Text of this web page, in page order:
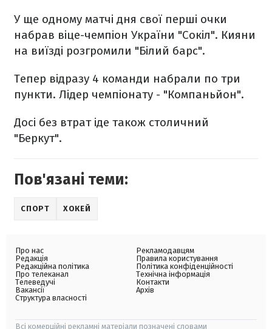
У ще одному матчі дня свої перші очки
набрав віце-чемпіон України "Сокіл". Кияни
на виїзді розгромили "Білий барс".
Тепер відразу 4 команди набрали по три
пункти. Лідер чемпіонату - "Компаньйон".
Досі без втрат іде також столичний
"Беркут".
Пов'язані теми:
СПОРТ ХОКЕЙ
Про нас
Редакція
Редакційна політика
Про телеканал
Телеведучі
Вакансії
Структура власності
Рекламодавцям
Правила користування
Політика конфіденційності
Технічна інформація
Контакти
Архів
Всі комерційні рекламні матеріали позначені словами